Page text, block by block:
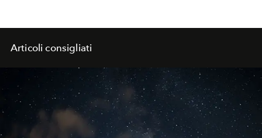
Articoli consigliati